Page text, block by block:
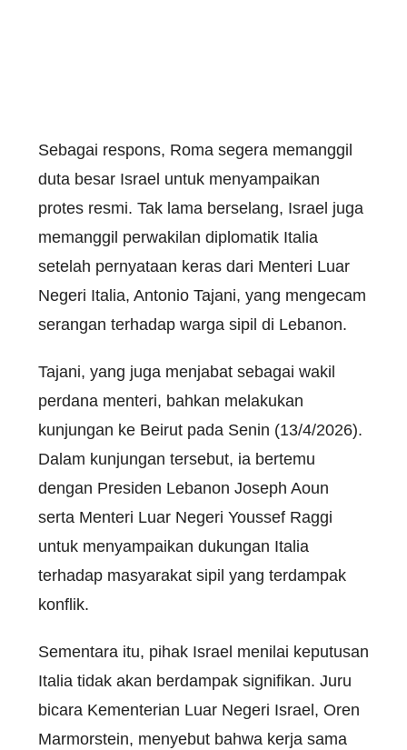
Sebagai respons, Roma segera memanggil
duta besar Israel untuk menyampaikan
protes resmi. Tak lama berselang, Israel juga
memanggil perwakilan diplomatik Italia
setelah pernyataan keras dari Menteri Luar
Negeri Italia, Antonio Tajani, yang mengecam
serangan terhadap warga sipil di Lebanon.
Tajani, yang juga menjabat sebagai wakil
perdana menteri, bahkan melakukan
kunjungan ke Beirut pada Senin (13/4/2026).
Dalam kunjungan tersebut, ia bertemu
dengan Presiden Lebanon Joseph Aoun
serta Menteri Luar Negeri Youssef Raggi
untuk menyampaikan dukungan Italia
terhadap masyarakat sipil yang terdampak
konflik.
Sementara itu, pihak Israel menilai keputusan
Italia tidak akan berdampak signifikan. Juru
bicara Kementerian Luar Negeri Israel, Oren
Marmorstein, menyebut bahwa kerja sama